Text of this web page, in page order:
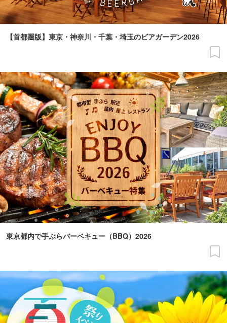
【首都圏版】東京・神奈川・千葉・埼玉のビアガーデン2026
東京都内で手ぶらバーベキュー（BBQ）2026